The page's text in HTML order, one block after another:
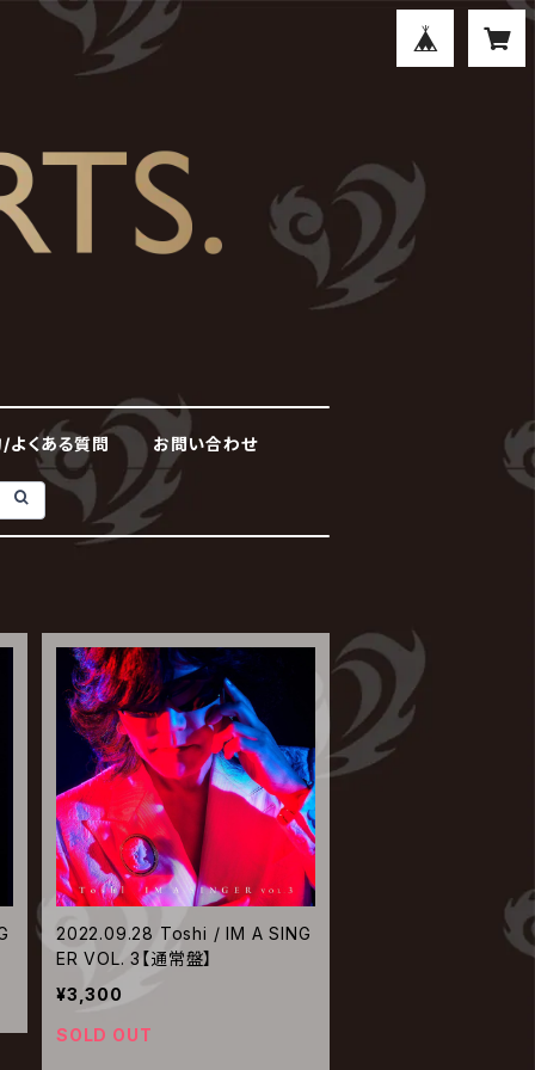
よくある質問 お問い合わせ
2022.09.28 Toshi / IM A SING
ER VOL. 3【通常盤】
¥3,300
SOLD OUT